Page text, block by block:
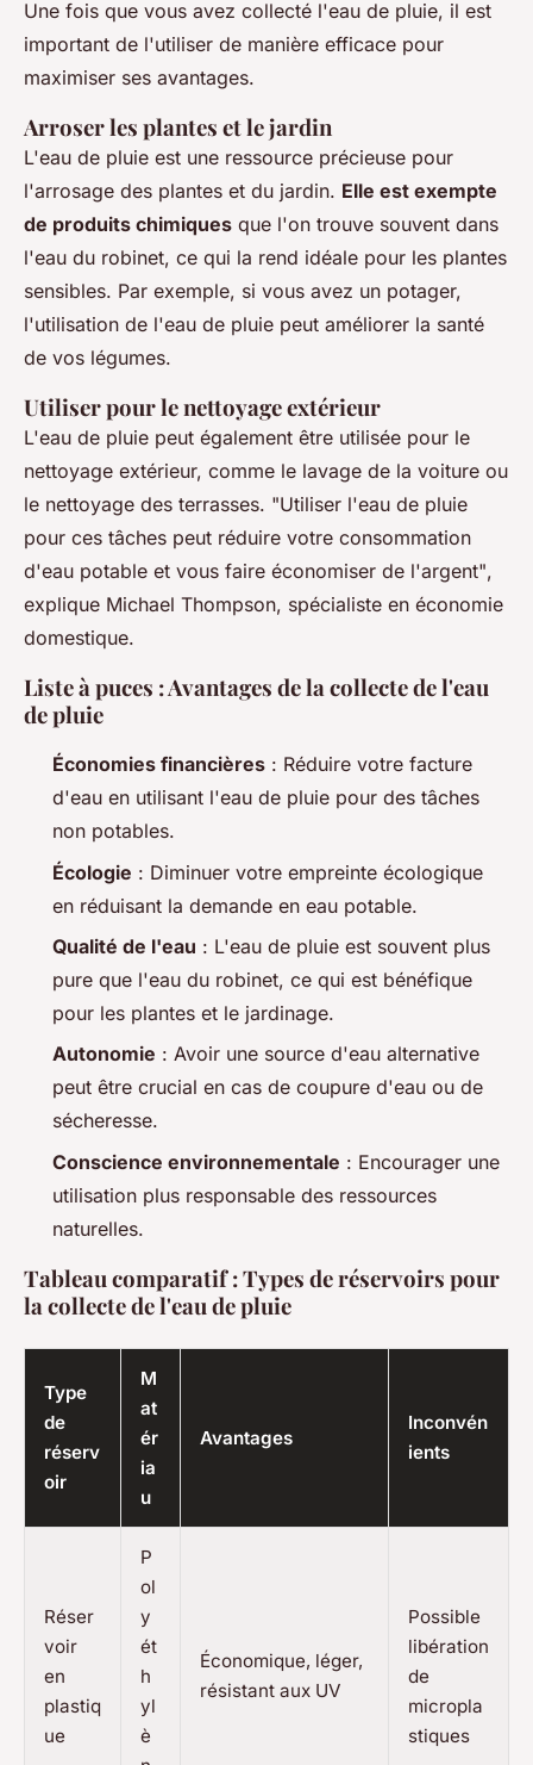
Une fois que vous avez collecté l'eau de pluie, il est
important de l'utiliser de manière efficace pour
maximiser ses avantages.
Arroser les plantes et le jardin
L'eau de pluie est une ressource précieuse pour
l'arrosage des plantes et du jardin. Elle est exempte
de produits chimiques que l'on trouve souvent dans
l'eau du robinet, ce qui la rend idéale pour les plantes
sensibles. Par exemple, si vous avez un potager,
l'utilisation de l'eau de pluie peut améliorer la santé
de vos légumes.
Utiliser pour le nettoyage extérieur
L'eau de pluie peut également être utilisée pour le
nettoyage extérieur, comme le lavage de la voiture ou
le nettoyage des terrasses. "Utiliser l'eau de pluie
pour ces tâches peut réduire votre consommation
d'eau potable et vous faire économiser de l'argent",
explique Michael Thompson, spécialiste en économie
domestique.
Liste à puces : Avantages de la collecte de l'eau
de pluie
Économies financières : Réduire votre facture
d'eau en utilisant l'eau de pluie pour des tâches
non potables.
Écologie : Diminuer votre empreinte écologique
en réduisant la demande en eau potable.
Qualité de l'eau : L'eau de pluie est souvent plus
pure que l'eau du robinet, ce qui est bénéfique
pour les plantes et le jardinage.
Autonomie : Avoir une source d'eau alternative
peut être crucial en cas de coupure d'eau ou de
sécheresse.
Conscience environnementale : Encourager une
utilisation plus responsable des ressources
naturelles.
Tableau comparatif : Types de réservoirs pour
la collecte de l'eau de pluie
Type
de
réserv
oir
M
at
ér
ia
u
Avantages
Inconvén
ients
Réser
voir
en
plastiq
ue
P
ol
y
ét
h
yl
è
Économique, léger,
résistant aux UV
Possible
libération
de
micropla
stiques